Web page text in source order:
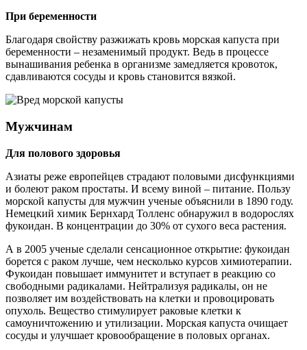
При беременности
Благодаря свойству разжижать кровь морская капуста при
беременности – незаменимый продукт. Ведь в процессе
вынашивания ребенка в организме замедляется кровоток,
сдавливаются сосуды и кровь становится вязкой.
Мужчинам
Для полового здоровья
Азиаты реже европейцев страдают половыми дисфункциями
и болеют раком простаты. И всему виной – питание. Пользу
морской капусты для мужчин ученые объяснили в 1890 году.
Немецкий химик Бернхард Толленс обнаружил в водорослях
фукоидан. В концентрации до 30% от сухого веса растения.
А в 2005 ученые сделали сенсационное открытие: фукоидан
борется с раком лучше, чем несколько курсов химиотерапии.
Фукоидан повышает иммунитет и вступает в реакцию со
свободными радикалами. Нейтрализуя радикалы, он не
позволяет им воздействовать на клетки и провоцировать
опухоль. Вещество стимулирует раковые клетки к
самоуничтожению и утилизации. Морская капуста очищает
сосуды и улучшает кровообращение в половых органах.